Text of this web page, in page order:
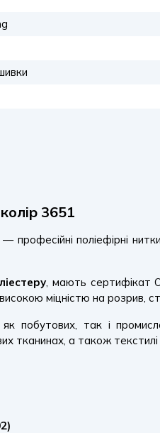
3651
професійні поліефірні
, мають сертифікат
міцністю на розрив,
побутових, так і
тканинах, а також текстилі